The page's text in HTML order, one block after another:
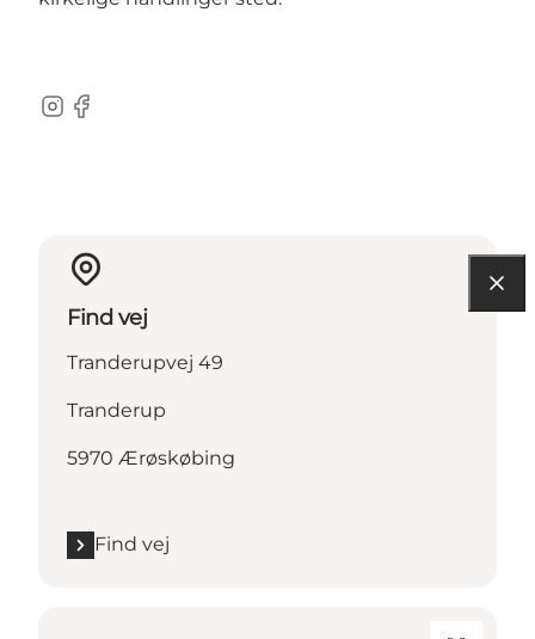
Instagram
Facebook
Find vej
Tranderupvej 49
Tranderup
5970 Ærøskøbing
Find vej